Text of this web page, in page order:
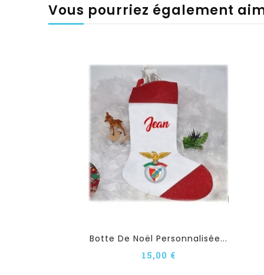
Vous pourriez également
Botte De Noël Personnalisée...
15,00 €